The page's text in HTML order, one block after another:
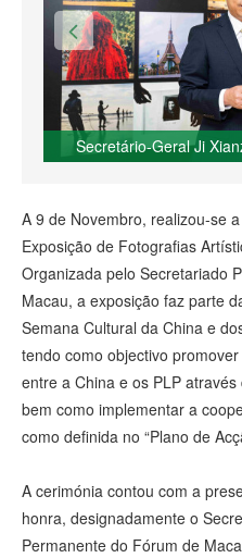
Secretário-Geral Ji
A 9 de Novembro, realizou-se
Exposição de Fotografias
Organizada pelo Secretariado
Macau, a exposição faz parte
Semana Cultural da China e
tendo como objectivo
entre a China e os PLP
bem como implementar a
como definida no “Plano de
A cerimónia contou com a
honra, designadamente o
Permanente do Fórum de